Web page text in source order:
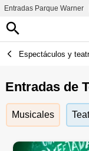
Entradas Parque Warner
Espectáculos y
Entradas de
Musicales